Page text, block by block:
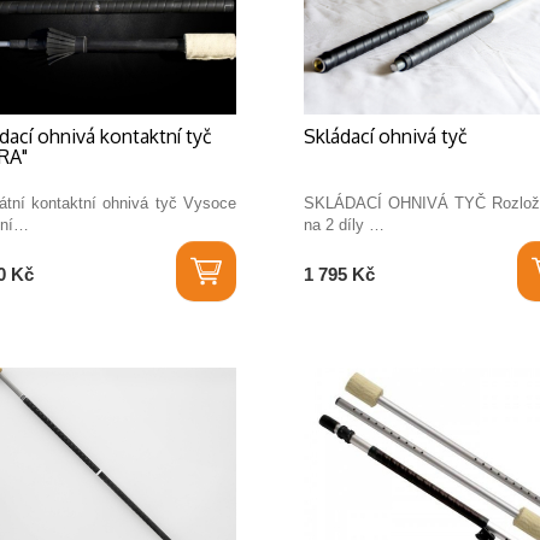
ohnivá kontaktní tyč
kontaktní ohnivá tyč Vysoce
Kč
Skládací ohnivá tyč
SKLÁDACÍ OHNIVÁ TYČ
na 2 díly …
1 795 Kč